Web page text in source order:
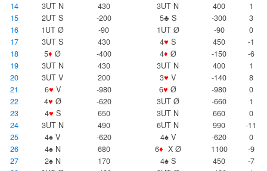
14
3UT N 430 3UT N 400
1
15
2UT S -200 5♣ S -300
3
16
1UT Ø -90 1UT Ø -90
0
17
3UT S 430 4♥ S 450
-1
18
5♦ Ø -400 4♦ Ø -150
-6
19
3UT N 430 3UT N 400
1
20
3UT V 200 3♥ V -140
8
21
6♥ V -980 6♥ Ø -980
0
22
4♥ Ø -620 3UT Ø -660
1
23
4♥ S 650 3UT N 660
0
24
3UT N 490 6UT N 990
-11
25
4♠ V -620 4♠ V -620
0
26
4♠ N 680 6♦ X Ø 1100
-9
27
2♠ N 170 4♠ S 450
-7